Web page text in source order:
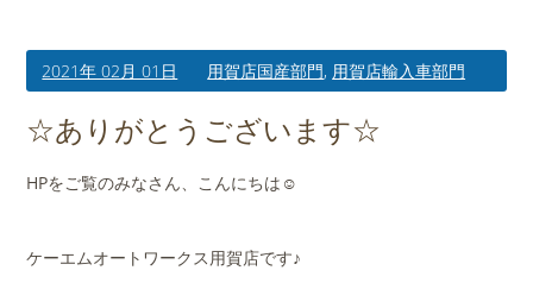
買取査定のご案内
店舗案内
会社概要
2021年 02月 01日 用賀店国産部門, 用賀店輸入車部門
☆ありがとうございます☆
HPをご覧のみなさん、こんにちは☺
ケーエムオートワークス用賀店です♪